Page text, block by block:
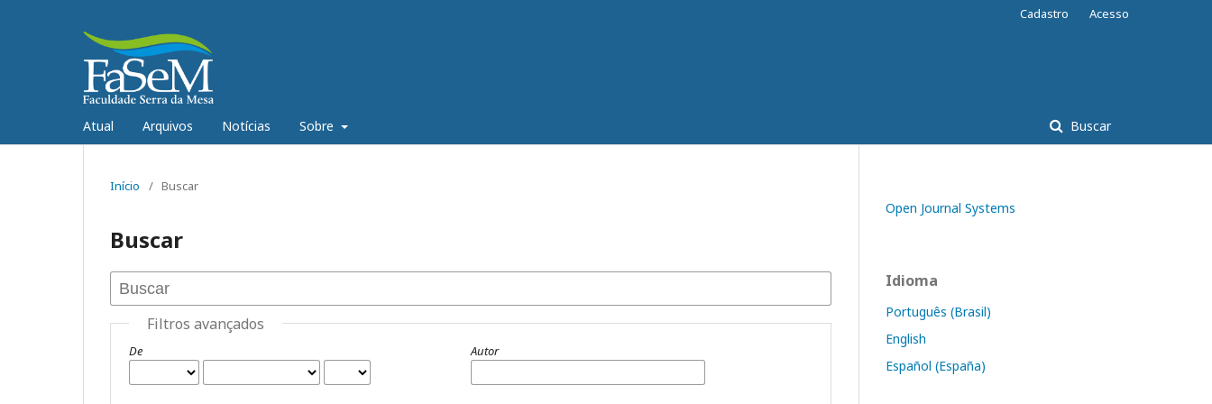
Atual Arquivos Notícias Sobre Buscar
Cadastro Acesso
Início / Buscar
Buscar
Filtros avançados
De Autor
Open Journal Systems
Idioma
Português (Brasil)
English
Español (España)